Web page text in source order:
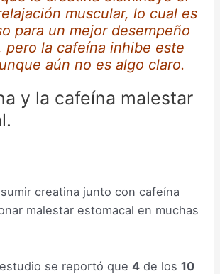
muscular, lo cual es
para un mejor desempeño
pero la cafeína inhibe este
aún no es algo claro.
y la cafeína malestar
creatina junto con cafeína
malestar estomacal en muchas
se reportó que4 de los10